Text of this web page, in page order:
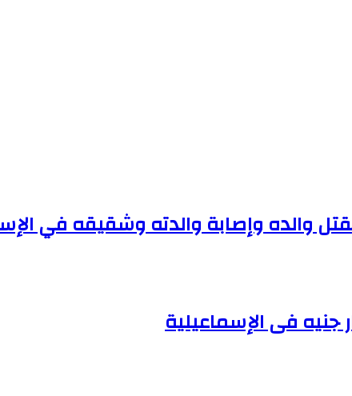
والده وإصابة والدته وشقيقه في